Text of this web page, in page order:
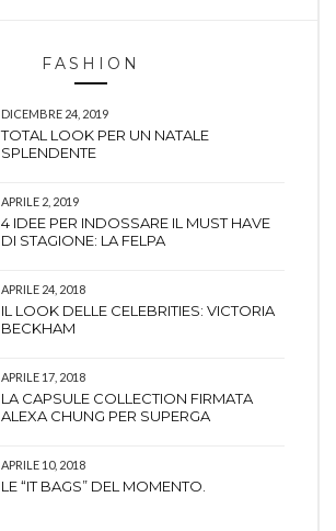
FASHION
DICEMBRE 24, 2019
TOTAL LOOK PER UN NATALE
SPLENDENTE
APRILE 2, 2019
4 IDEE PER INDOSSARE IL MUST HAVE
DI STAGIONE: LA FELPA
APRILE 24, 2018
IL LOOK DELLE CELEBRITIES: VICTORIA
BECKHAM
APRILE 17, 2018
LA CAPSULE COLLECTION FIRMATA
ALEXA CHUNG PER SUPERGA
APRILE 10, 2018
LE “IT BAGS” DEL MOMENTO.